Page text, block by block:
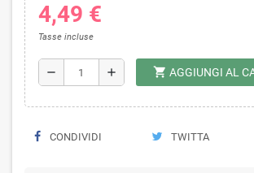
4,49 €
Tasse incluse
remove add shopping_cart AGGIUNGI AL
CONDIVIDI TWITTA